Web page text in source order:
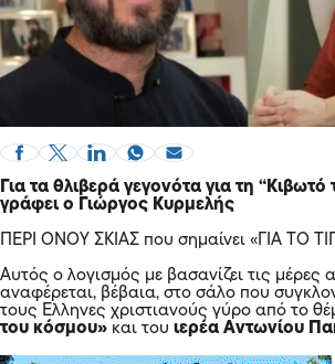
Για τα θλιβερά γεγονότα για τη “Κιβωτό
γράφει ο Γιώργος Κυρμελής
ΠΕΡΙ ΟΝΟΥ ΣΚΙΑΣ που σημαίνει «ΓΙΑ ΤΟ
Αυτός ο λογισμός με βασανίζει τις μέρες
αναφέρεται, βέβαια, στο σάλο που
τους Ελληνες χριστιανούς γύρο από το
του κόσμου» και του ιερέα Αντωνίου